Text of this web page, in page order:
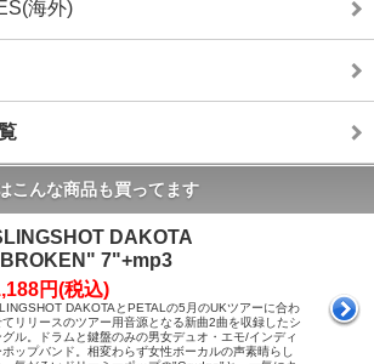
海外)
こんな商品も買ってます
DAKOTA
7"+mp3
円(税込)
DAKOTAとPETALの5月のUKツアーに合わ
てリリースのツアー用音源となる新曲2曲を収録したシ
グル。ドラムと鍵盤のみの男女デュオ・エモ/インディ
ポップバンド。相変わらず女性ボーカルの声素晴らし